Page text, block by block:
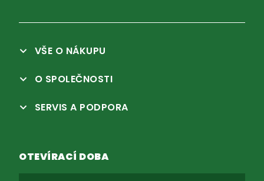
VŠE O NÁKUPU
O SPOLEČNOSTI
SERVIS A PODPORA
OTEVÍRACÍ DOBA